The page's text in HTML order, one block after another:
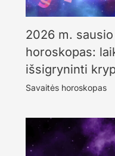
2026 m. sausio
horoskopas:
išsigryninti
Savaitės horoskopas